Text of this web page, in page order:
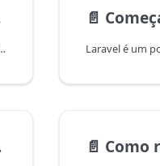
repositório do GitHub//github.com/Open-Pix/laravel-backend-integration
📄️ Começando
📄️ Como